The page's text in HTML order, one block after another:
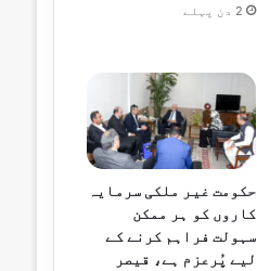
2 دن پہلے
حکومت غیر ملکی سرمایہ
کاروں کو ہر ممکن
سہولت فراہم کرنے کے
لیے پُرعزم ہے، قیصر